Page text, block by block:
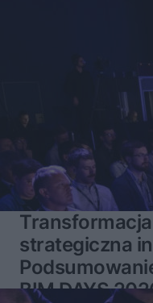
strategiczna
BIM DAYS